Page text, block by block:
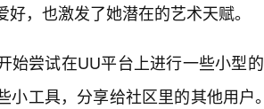
，也激发了她潜在的艺术天赋。
始尝试在UU平台上进行一些小型
工具，分享给社区里的其他用户